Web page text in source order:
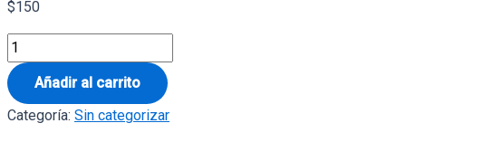
$150
Añadir al carrito
Categoría: Sin categorizar